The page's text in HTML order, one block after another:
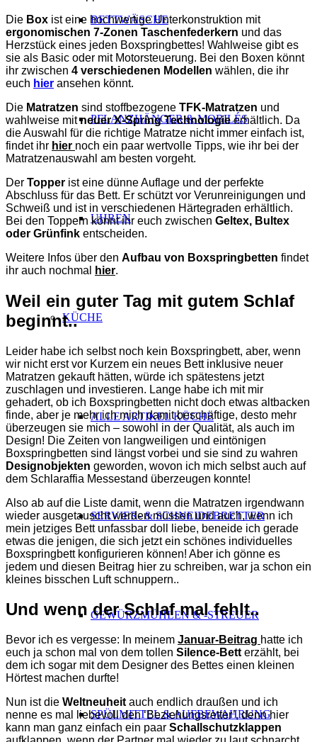
BETTWÄSCHE
PFLANZHÄNGER & MOBILÉS
UHREN
KÜCHE
ALLE ARTIKEL KÜCHE
SERVIER- & SCHNEIDEBRETTER
GEWÜRZMÜHLEN & -STREUER
SPÜLMITTEL & AUFBEWAHRUNG
Die Box ist eine hochwertige Unterkonstruktion mit
ergonomischen 7-Zonen Taschenfederkern und das
Herzstück eines jeden Boxspringbettes! Wahlweise gibt es
sie als Basic oder mit Motorsteuerung. Bei den Boxen könnt
ihr zwischen 4 verschiedenen Modellen wählen, die ihr
euch hier ansehen könnt.
Die Matratzen sind stoffbezogene TFK-Matratzen und
wahlweise mitneuer X-Spring Technologieerhältlich. Da
die Auswahl für die richtige Matratze nicht immer einfach ist,
findet ihr hier noch ein paar wertvolle Tipps, wie ihr bei der
Matratzenauswahl am besten vorgeht.
Der Topper ist eine dünne Auflage und der perfekte
Abschluss für das Bett. Er schützt vor Verunreinigungen und
Schweiß und ist in verschiedenen Härtegraden erhältlich.
Bei den Toppern könnt ihr euch zwischen Geltex, Bultex
oder Grünfink entscheiden.
Weitere Infos über den Aufbau von Boxspringbetten findet
ihr auch nochmal
hier.
Weil ein guter Tag mit gutem Schlaf
beginnt..
Leider habe ich selbst noch kein Boxspringbett, aber, wenn
wir nicht erst vor Kurzem ein neues Bett inklusive neuer
Matratzen gekauft hätten, würde ich spätestens jetzt
zuschlagen und investieren. Lange habe ich mit mir
gehadert, ob ich Boxspringbetten nicht doch etwas altbacken
finde, aber je mehr ich mich damit beschäftige, desto mehr
überzeugen sie mich – sowohl in der Qualität, als auch im
Design! Die Zeiten von langweiligen und eintönigen
Boxspringbetten sind längst vorbei und sie sind zu wahren
Designobjekten geworden, wovon ich mich selbst auch auf
dem Schlaraffia Messestand überzeugen konnte!
Also ab auf die Liste damit, wenn die Matratzen irgendwann
wieder ausgetauscht werden müssen und auch, wenn ich
mein jetziges Bett unfassbar doll liebe, beneide ich gerade
etwas die jenigen, die sich jetzt ein schönes individuelles
Boxspringbett konfigurieren können! Aber ich gönne es
jedem und diesen Beitrag hier zu schreiben, war ja schon ein
kleines bisschen Luft schnuppern..
Und wenn der Schlaf mal fehlt..
Bevor ich es vergesse: In meinem Januar-Beitrag hatte ich
euch ja schon mal von dem tollen Silence-Bett erzählt, bei
dem ich sogar mit dem Designer des Bettes einen kleinen
Hörtest machen durfte!
Nun ist die Weltneuheit auch endlich draußen und ich
nenne es mal liebevoll den ‘Beziehungsretter’, denn hier
kann man ganz einfach ein paar Schallschutzklappen